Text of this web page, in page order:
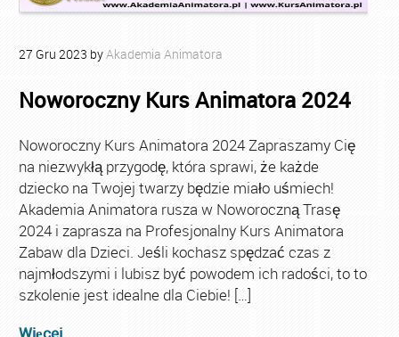
27 Gru 2023 byAkademia Animatora
Noworoczny Kurs Animatora 2024
Noworoczny Kurs Animatora 2024 Zapraszamy Cię
na niezwykłą przygodę, która sprawi, że każde
dziecko na Twojej twarzy będzie miało uśmiech!
Akademia Animatora rusza w Noworoczną Trasę
2024 i zaprasza na Profesjonalny Kurs Animatora
Zabaw dla Dzieci. Jeśli kochasz spędzać czas z
najmłodszymi i lubisz być powodem ich radości, to to
szkolenie jest idealne dla Ciebie! […]